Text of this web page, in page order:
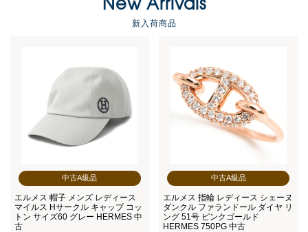
New Arrivals
新入荷商品
中古A級品
エルメス 帽子 メンズ レディース
マイルス Hサークル キャップ コッ
トン サイズ60 グレー HERMES 中
古
中古A級品
エルメス 指輪 レディース シェーヌ
ダンクル ファランドール ダイヤ リ
ング 51号 ピンクゴールド
HERMES 750PG 中古